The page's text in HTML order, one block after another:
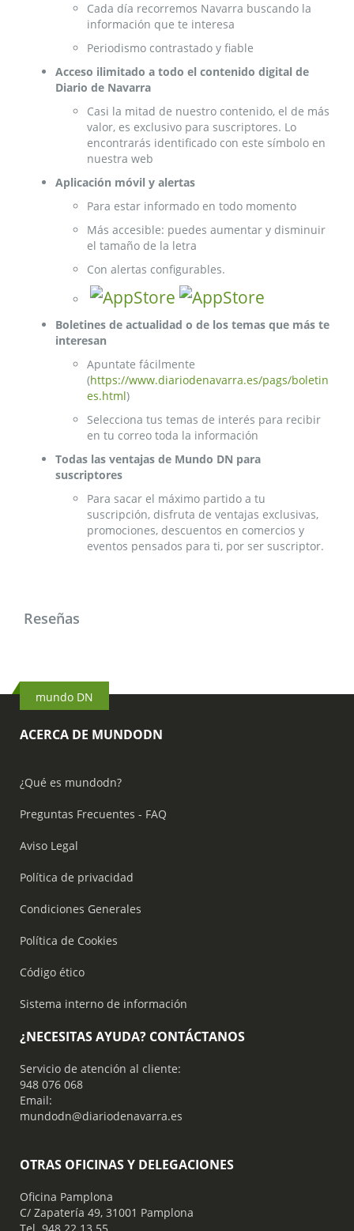
Cada día recorremos Navarra buscando la
información que te interesa
Periodismo contrastado y fiable
Acceso ilimitado a todo el contenido digital de
Diario de Navarra
Casi la mitad de nuestro contenido, el de más
valor, es exclusivo para suscriptores. Lo
encontrarás identificado con este símbolo en
nuestra web
Aplicación móvil y alertas
Para estar informado en todo momento
Más accesible: puedes aumentar y disminuir
el tamaño de la letra
Con alertas configurables.
Boletines de actualidad o de los temas que más te
interesan
Apuntate fácilmente
(https://www.diariodenavarra.es/pags/boletin
es.html)
Selecciona tus temas de interés para recibir
en tu correo toda la información
Todas las ventajas de Mundo DN para
suscriptores
Para sacar el máximo partido a tu
suscripción, disfruta de ventajas exclusivas,
promociones, descuentos en comercios y
eventos pensados para ti, por ser suscriptor.
Reseñas
mundo DN
ACERCA DE MUNDODN
¿Qué es mundodn?
Preguntas Frecuentes - FAQ
Aviso Legal
Política de privacidad
Condiciones Generales
Política de Cookies
Código ético
Sistema interno de información
¿NECESITAS AYUDA? CONTÁCTANOS
Servicio de atención al cliente:
948 076 068
Email:
mundodn@diariodenavarra.es
OTRAS OFICINAS Y DELEGACIONES
Oficina Pamplona
C/ Zapatería 49, 31001 Pamplona